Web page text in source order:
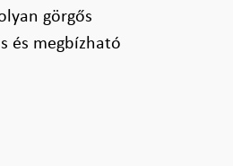
görgős
és megbízható